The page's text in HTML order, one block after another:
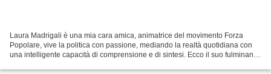
Laura Madrigali è una mia cara amica, animatrice del movimento Forza
Popolare, vive la politica con passione, mediando la realtà quotidiana con
una intelligente capacità di comprensione e di sintesi. Ecco il suo fulminante